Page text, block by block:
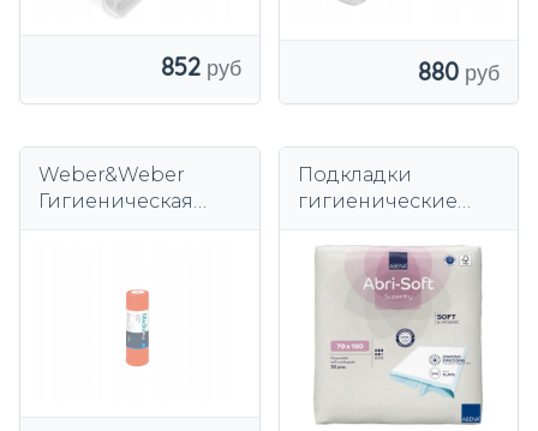
852 880
Weber&Weber
Гигиеническая
Подкладки
гигиенические
со складками
70х180 см 30 шт.